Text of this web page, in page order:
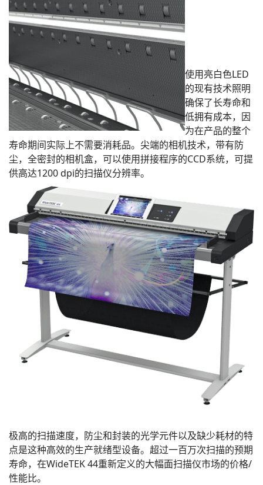
使用亮白色LED
的现有技术照明
确保了长寿命和
低拥有成本，因
为在产品的整个
寿命期间实际上不需要消耗品。尖端的相机技术，带有防
尘，全密封的相机盒，可以使用拼接程序的CCD系统，可提
供高达1200 dpi的扫描仪分辨率。
极高的扫描速度，防尘和封装的光学元件以及缺少耗材的特
点是这种高效的生产就绪型设备。超过一百万次扫描的预期
寿命，在WideTEK 44重新定义的大幅面扫描仪市场的价格/
性能比。